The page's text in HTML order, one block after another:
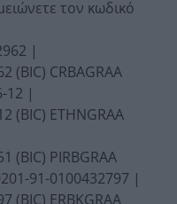
τον κωδικό
|
(BIC) CRBAGRAA
12 |
(BIC) ETHNGRAA
(BIC) PIRBGRAA
91-0100432797 |
(BIC) ERBKGRAA